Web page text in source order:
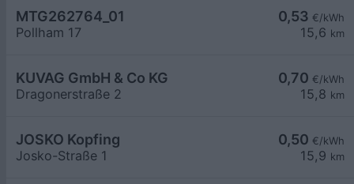
0,53 €/kWh
15,6 km
MTG262764_01
Pollham 17
0,70 €/kWh
15,8 km
KUVAG GmbH & Co KG
Dragonerstraße 2
0,50 €/kWh
15,9 km
JOSKO Kopfing
Josko-Straße 1